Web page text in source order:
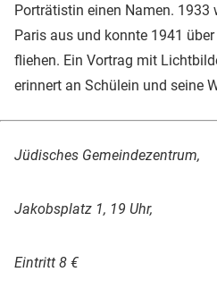
Porträtistin einen Namen. 1933
Paris aus und konnte 1941
fliehen. Ein Vortrag mit
erinnert an Schülein und seine
Jüdisches Gemeindezentrum,
Jakobsplatz 1, 19 Uhr,
Eintritt 8 €